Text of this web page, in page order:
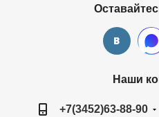
Наши
+7(3452)63-88-90